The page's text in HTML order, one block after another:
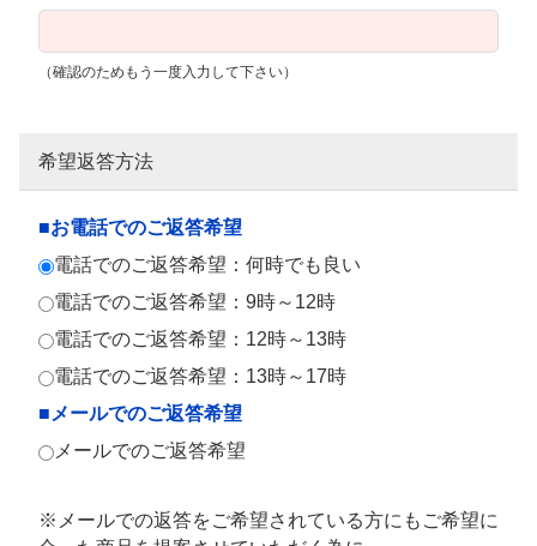
（確認のためもう一度入力して下さい）
希望返答方法
■お電話でのご返答希望
電話でのご返答希望：何時でも良い
電話でのご返答希望：9時～12時
電話でのご返答希望：12時～13時
電話でのご返答希望：13時～17時
■メールでのご返答希望
メールでのご返答希望
※メールでの返答をご希望されている方にもご希望に